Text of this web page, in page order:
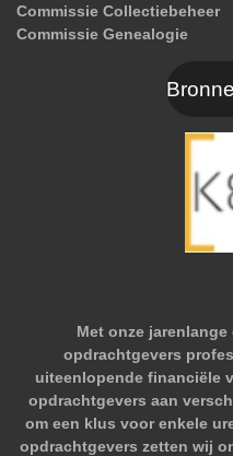
Commissie Collectiebeheer
Commissie Genealogie
Met onze
opdrachtgevers
uiteenlopende financiële
opdrachtgevers aan
om een klus voor enkele
opdrachtgevers zetten wij